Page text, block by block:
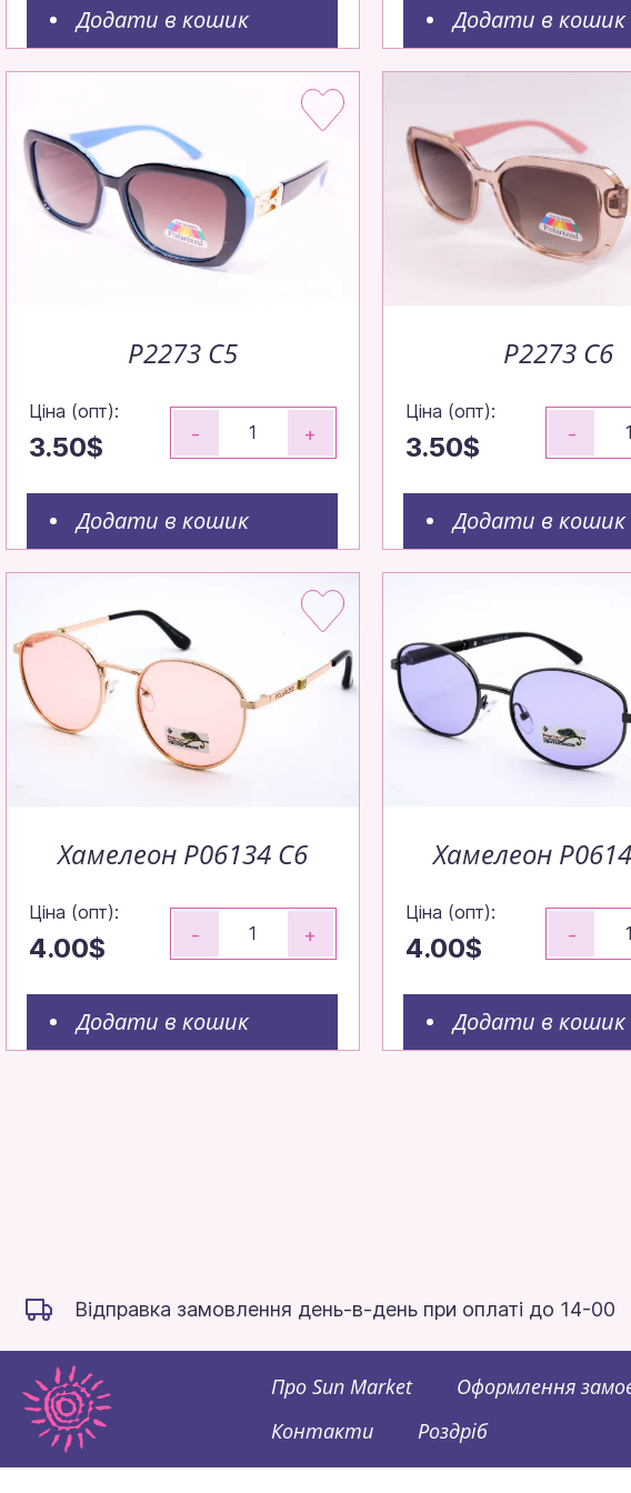
Додати в кошик Додати в кошик
P2273 C5
Ціна (опт):
3.50$ - +
Додати в кошик
P2273 C6
Ціна (опт):
3.50$ -
Додати в кошик
Хамелеон P06134 C6
Ціна (опт):
4.00$ - +
Додати в кошик
Хамелеон
Ціна (опт):
4.00$ -
Додати в кошик
Відправка замовлення день-в-день при оплаті до 14-00
Про Sun Market Оформлення
Контакти
Роздріб